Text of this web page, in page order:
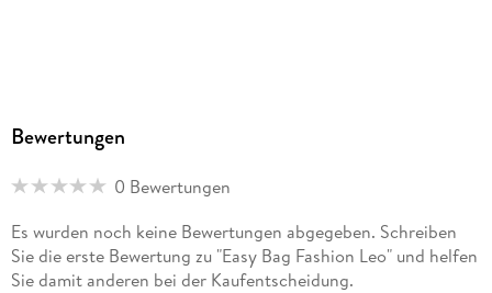
Bewertungen
0 Bewertungen
Es wurden noch keine Bewertungen abgegeben. Schreiben
Sie die erste Bewertung zu "Easy Bag Fashion Leo" und helfen
Sie damit anderen bei der Kaufentscheidung.